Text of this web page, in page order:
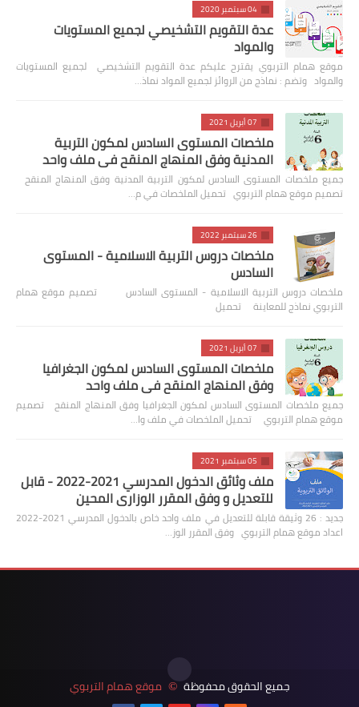
04 سبتمبر 2020
عدة التقويم التشخيصي لجميع المستويات
والمواد
موقع همام التربوي يقترح عليكم عدة التقويم التشخيصي لجميع المستويات
والمواد وتضم : نماذج من الروائز لجميع المواد نماذ…
07 أبريل 2021
ملخصات المستوى السادس لمكون التربية
المدنية وفق المنهاج المنقح في ملف واحد
جميع ملخصات المستوى السادس لمكون التربية المدنية وفق المنهاج المنقح
تصميم موقع همام التربوي تحميل الملخصات في م…
26 سبتمبر 2022
ملخصات دروس التربية الاسلامية - المستوى
السادس
ملخصات دروس التربية الاسلامية - المستوى السادس تصميم موقع همام
التربوي نماذج للمعاينة تحميل
07 أبريل 2021
ملخصات المستوى السادس لمكون الجغرافيا
وفق المنهاج المنقح في ملف واحد
جميع ملخصات المستوى السادس لمكون الجغرافيا وفق المنهاج المنقح تصميم
موقع همام التربوي تحميل الملخصات في ملف وا…
05 سبتمبر 2021
ملف وثائق الدخول المدرسي 2021-2022 - قابل
للتعديل و وفق المقرر الوزاري المحين
جديد : 26 وثيقة قابلة للتعديل في ملف واحد خاص بالدخول المدرسي 2021-2022
اعداد موقع همام التربوي وفق المقرر الوز…
جميع الحقوق محفوظة © موقع همام التربوي